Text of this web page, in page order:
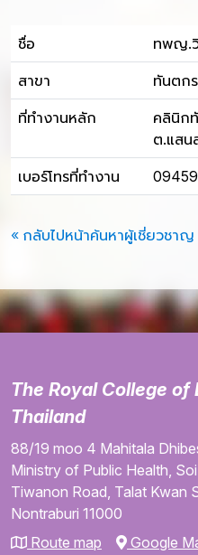
ชื่อ ทพญ.วิ
สาขา ทันตก
ที่ทำงานหลัก
คลินิก
ต.แสน
เบอร์โทรที่ทำงาน
« กลับไปหน้าค้นหาผู้เชี่ยวชาญ
The Royal College
Thailand
88/19 moo 4 Mahitala
Ministry of Public Health,
Tiwanon Road, Talat Kwan
Nontraburi 11000
Route map
Google